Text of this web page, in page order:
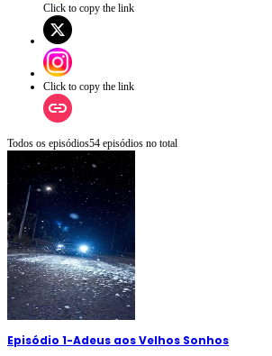
Click to copy the link
Click to copy the link
Todos os episódios54 episódios no total
Episódio 1-Adeus aos Velhos Sonhos